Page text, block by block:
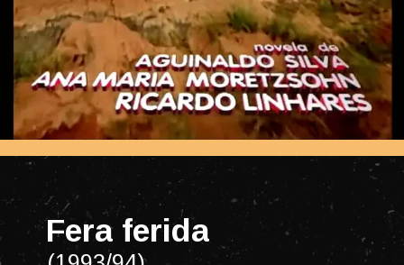
Fera ferida